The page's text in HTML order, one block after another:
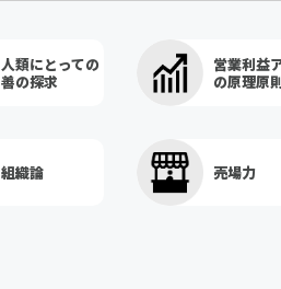
人類にとっての
善の探求
営業利益
の原理原
組織論 売場力